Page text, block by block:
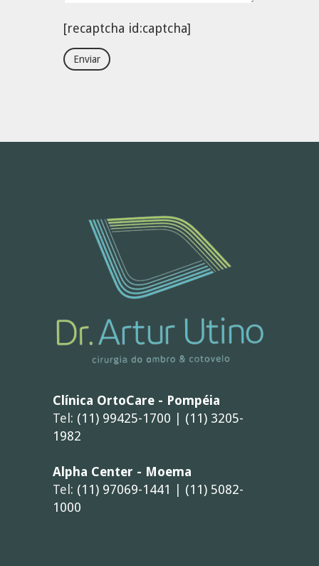
[recaptcha id:captcha]
Clínica OrtoCare - Pompéia
Tel: (11) 99425-1700
(11) 3205-
1982
Alpha Center - Moema
Tel: (11) 97069-1441
(11) 5082-
1000